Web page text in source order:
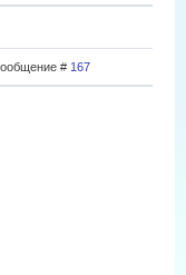
# 167